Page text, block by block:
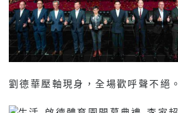
劉德華壓軸現身，全場歡呼聲不絕。